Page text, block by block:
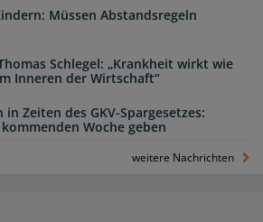
Müssen Abstandsregeln
Schlegel: „Krankheit wirkt wie
Inneren der Wirtschaft“
Zeiten des GKV-Spargesetzes:
Woche geben
weitere Nachrichten